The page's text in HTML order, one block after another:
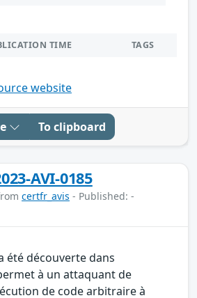
TIME TAGS
website
To clipboard
AVI-0185
certfr_avis - Published: -
été découverte dans
à un attaquant de
de code arbitraire à